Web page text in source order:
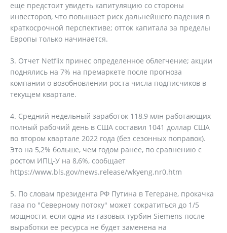
еще предстоит увидеть капитуляцию со стороны
инвесторов, что повышает риск дальнейшего падения в
краткосрочной перспективе; отток капитала за пределы
Европы только начинается.
3. Отчет Netflix принес определенное облегчение; акции
поднялись на 7% на премаркете после прогноза
компании о возобновлении роста числа подписчиков в
текущем квартале.
4. Средний недельный заработок 118,9 млн работающих
полный рабочий день в США составил 1041 доллар США
во втором квартале 2022 года (без сезонных поправок).
Это на 5,2% больше, чем годом ранее, по сравнению с
ростом ИПЦ-У на 8,6%, сообщает
https://www.bls.gov/news.release/wkyeng.nr0.htm
5. По словам президента РФ Путина в Тегеране, прокачка
газа по "Северному потоку" может сократиться до 1/5
мощности, если одна из газовых турбин Siemens после
выработки ее ресурса не будет заменена на